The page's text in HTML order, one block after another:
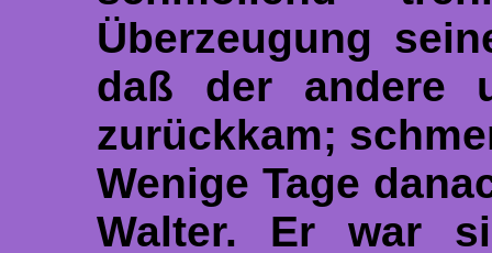
Überzeugung
daß der andere
zurückkam;
Wenige Tage
Walter. Er war